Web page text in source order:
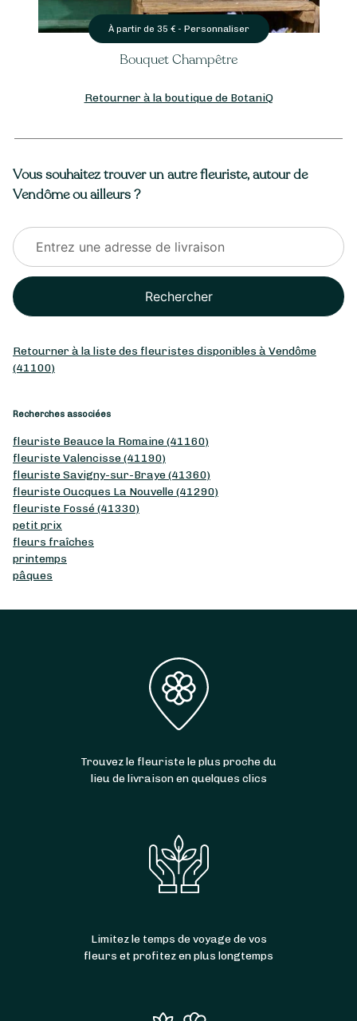
À partir de 35 € - Personnaliser
Bouquet Champêtre
Retourner à la boutique de BotaniQ
Vous souhaitez trouver un autre fleuriste, autour de
Vendôme ou ailleurs ?
Rechercher
Retourner à la liste des fleuristes disponibles à Vendôme
(41100)
Recherches associées
fleuriste Beauce la Romaine (41160)
fleuriste Valencisse (41190)
fleuriste Savigny-sur-Braye (41360)
fleuriste Oucques La Nouvelle (41290)
fleuriste Fossé (41330)
petit prix
fleurs fraîches
printemps
pâques
Trouvez le fleuriste le plus proche du
lieu de livraison en quelques clics
Limitez le temps de voyage de vos
fleurs et profitez en plus longtemps